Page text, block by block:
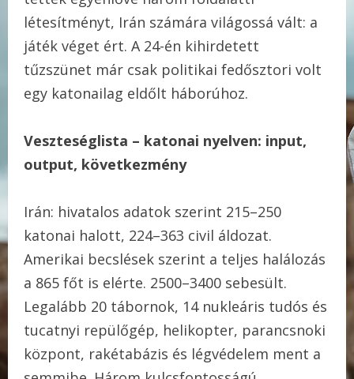
létesítményt, Irán számára világossá vált: a
játék véget ért. A 24-én kihirdetett
tűzszünet már csak politikai fedősztori volt
egy katonailag eldőlt háborúhoz.
Veszteséglista – katonai nyelven: input,
output, következmény
Irán: hivatalos adatok szerint 215–250
katonai halott, 224–363 civil áldozat.
Amerikai becslések szerint a teljes halálozás
a 865 főt is elérte. 2500–3400 sebesült.
Legalább 20 tábornok, 14 nukleáris tudós és
tucatnyi repülőgép, helikopter, parancsnoki
központ, rakétabázis és légvédelem ment a